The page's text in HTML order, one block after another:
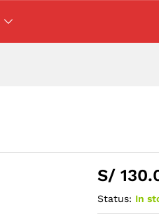
S/
Status: In